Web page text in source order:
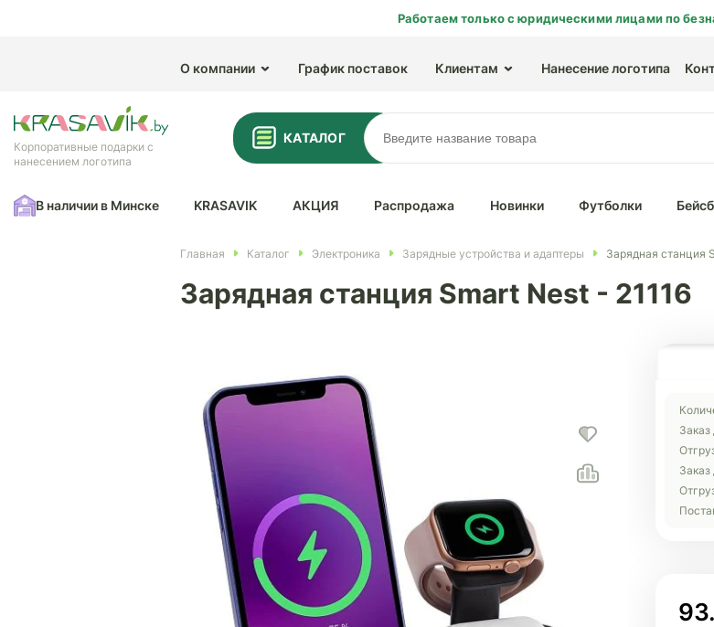
Работаем только с юридическими лицами по
О компании График поставок Клиентам Нанесение логотипа
Корпоративные подарки с
нанесением логотипа
КАТАЛОГ
В наличии в Минске KRASAVIK АКЦИЯ Распродажа Новинки Футболки
Главная Каталог Электроника Зарядные устройства и адаптеры Зарядная станция
Зарядная станция Smart Nest - 21116